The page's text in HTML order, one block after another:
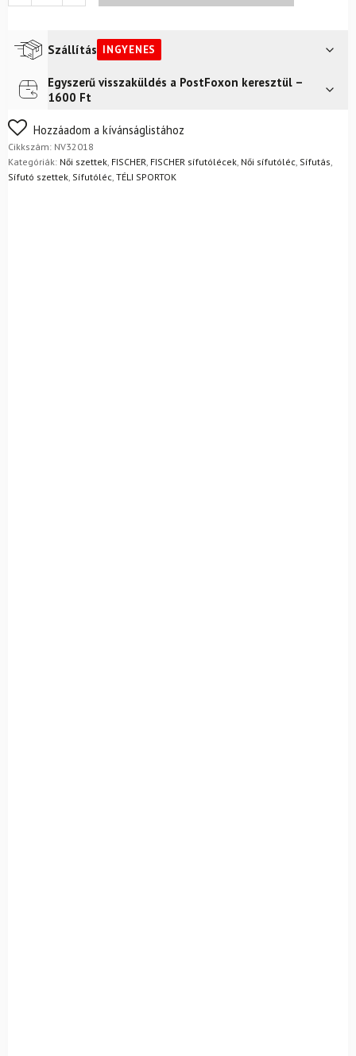
kötéssel
mennyiség
Szállítás INGYENES
Futár a címreIngyenes
Egyszerű visszaküldés a PostFoxon keresztül –
1600 Ft
Nem biztos a választásában? Semmi gond – a terméket
egyszerűen visszaküldheti 14 napon belül, indoklás nélkül.
Mik a visszaküldés feltételei?
Hozzáadom a kívánságlistához
Cikkszám: NV32018
Kategóriák: Női szettek FISCHER FISCHER sífutólécek Női sífutóléc Sífutás
Sífutó szettek Sífutóléc TÉLI SPORTOK